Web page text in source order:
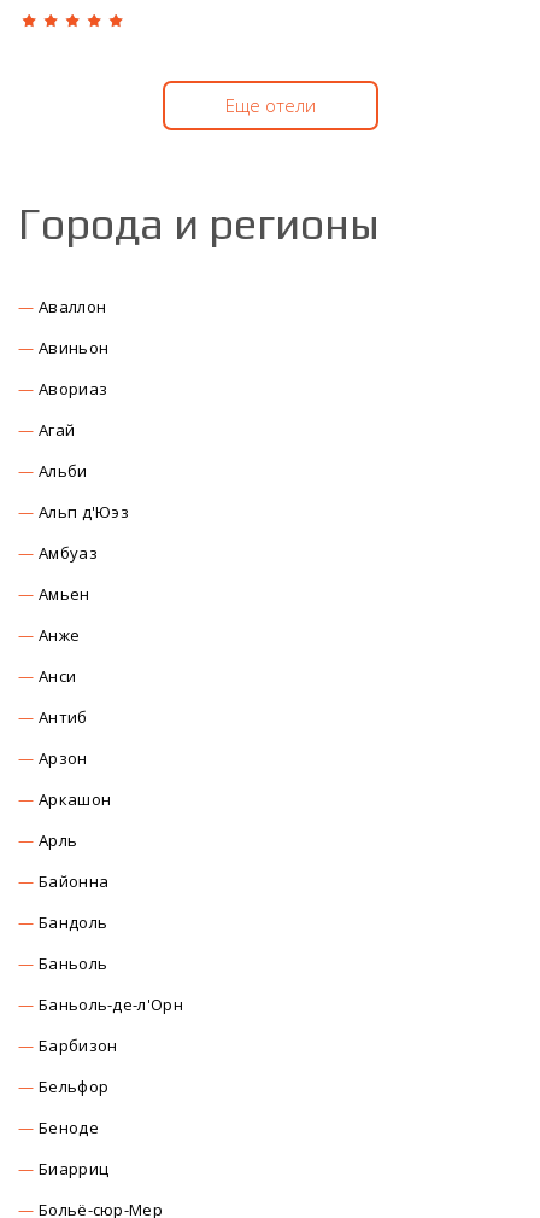
Еще отели
Города и регионы
Аваллон
Авиньон
Авориаз
Агай
Альби
Альп д'Юэз
Амбуаз
Амьен
Анже
Анси
Антиб
Арзон
Аркашон
Арль
Байонна
Бандоль
Баньоль
Баньоль-де-л'Орн
Барбизон
Бельфор
Беноде
Биарриц
Больё-сюр-Мер